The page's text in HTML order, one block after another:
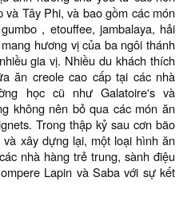
Tây Phi, và bao gồm các món
, etouffee, jambalaya, hải
hương vị của ba ngôi thánh
gia vị. Nhiều du khách thích
ăn creole cao cấp tại các nhà
học cũ như Galatoire's và
không nên bỏ qua các món ăn
Trong thập kỷ sau cơn bão
xây dựng lại, một loại hình ăn
nhà hàng trẻ trung, sành điệu
Lapin và Saba với sự kết